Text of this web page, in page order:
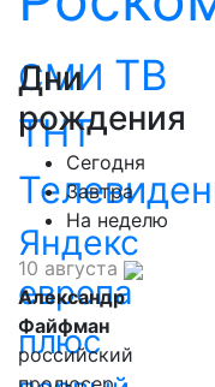
СМИ ТВ
ТНТ
Яндекс
европа
плюс
Дни
рождения
Сегодня
Завтра
На неделю
10 августа
Александр
Файфман
российский